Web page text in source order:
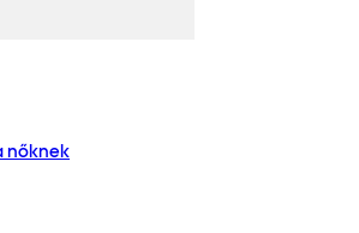
nőknek